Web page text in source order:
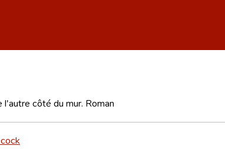
l'autre côté du mur. Roman